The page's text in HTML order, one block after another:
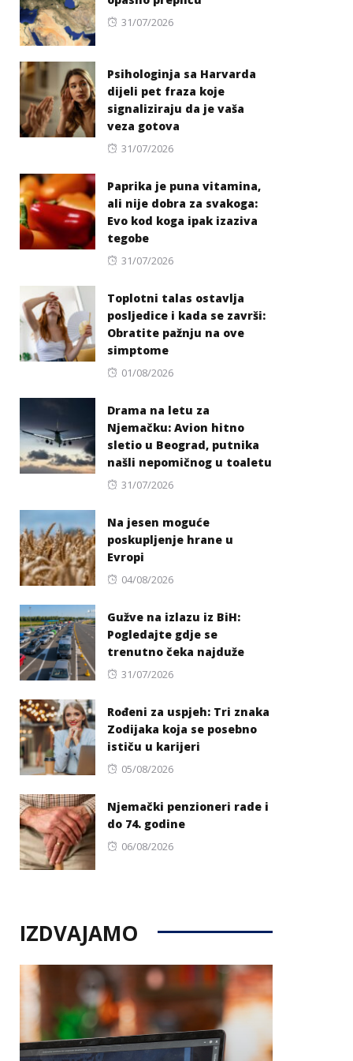
Posted
31/07/2026
Psihologinja sa Harvarda
dijeli pet fraza koje
signaliziraju da je vaša
veza gotova
Posted
31/07/2026
Paprika je puna vitamina,
ali nije dobra za svakoga:
Evo kod koga ipak izaziva
tegobe
Posted
31/07/2026
Toplotni talas ostavlja
posljedice i kada se završi:
Obratite pažnju na ove
simptome
Posted
01/08/2026
Drama na letu za
Njemačku: Avion hitno
sletio u Beograd, putnika
našli nepomičnog u toaletu
Posted
31/07/2026
Na jesen moguće
poskupljenje hrane u
Evropi
Posted
04/08/2026
Gužve na izlazu iz BiH:
Pogledajte gdje se
trenutno čeka najduže
Posted
31/07/2026
Rođeni za uspjeh: Tri znaka
Zodijaka koja se posebno
ističu u karijeri
Posted
05/08/2026
Njemački penzioneri rade i
do 74. godine
Posted
06/08/2026
IZDVAJAMO